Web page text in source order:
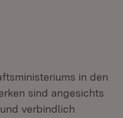
in den
sind angesichts
verbindlich